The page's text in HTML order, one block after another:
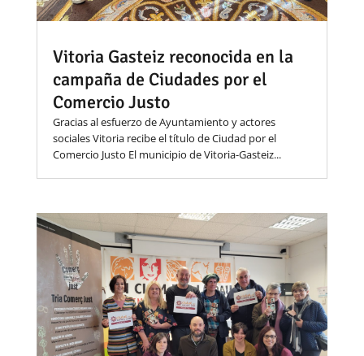
Vitoria Gasteiz reconocida en la
campaña de Ciudades por el
Comercio Justo
Gracias al esfuerzo de Ayuntamiento y actores
sociales Vitoria recibe el título de Ciudad por el
Comercio Justo El municipio de Vitoria-Gasteiz...